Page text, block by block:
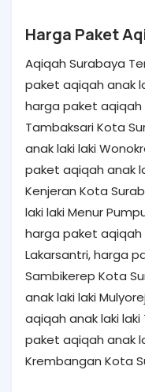
Harga Paket
Aqiqah Surabaya
paket aqiqah anak
harga paket aqiqah
Tambaksari Kota
anak laki laki
paket aqiqah anak
Kenjeran Kota
laki laki Menur
harga paket aqiqah
Lakarsantri, harga
Sambikerep Kota
anak laki laki
aqiqah anak laki
paket aqiqah anak
Krembangan Kota